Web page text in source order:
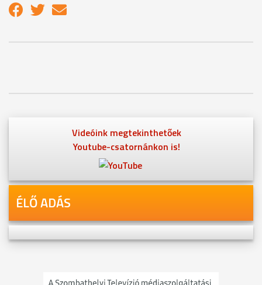
Videóink megtekinthetőek
Youtube-csatornánkon is!
ÉLŐ ADÁS